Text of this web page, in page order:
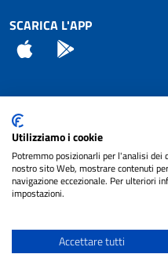
SCARICA L'APP
App Store
Attuazione Misure PNRR
Piano di miglioramento del
Note legali
cura diNET
Utilizziamo i cookie
Potremmo posizionarli per l'analisi
nostro sito Web, mostrare contenuti
navigazione eccezionale. Per ulteriori
impostazioni.
Accettare tutti